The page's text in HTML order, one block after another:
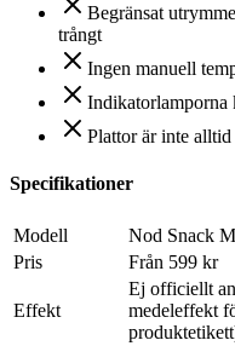
Begränsat
trångt
Ingen manuell
Indikatorlamporna
Plattor är inte
Specifikationer
Modell
Nod Snack
Pris
Från 599 kr
Effekt
Ej officiellt
medeleffekt